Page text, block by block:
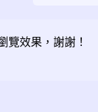
覽效果，謝謝！